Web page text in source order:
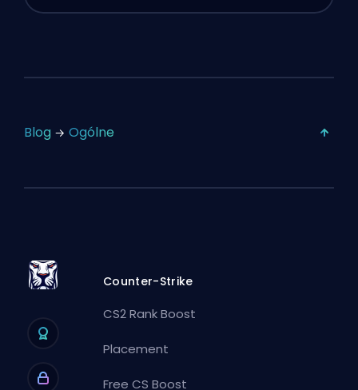
Blog Ogólne
Counter-Strike
CS2 Rank Boost
Placement
Free CS Boost